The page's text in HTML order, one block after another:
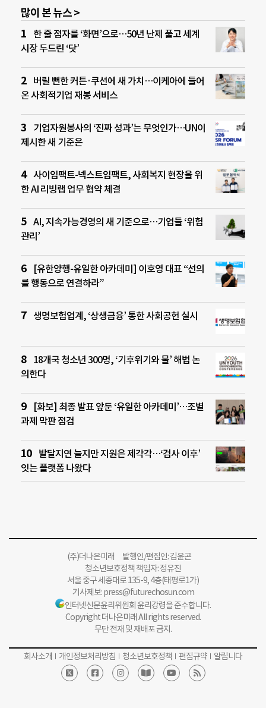
많이 본 뉴스 >
한 줄 점자를 ‘화면’으로…50년 난제 풀고 세계
시장 두드린 ‘닷’
버릴 뻔한 커튼·쿠션에 새 가치…이케아에 들어
온 사회적기업 재봉 서비스
기업자원봉사의 ‘진짜 성과’는 무엇인가…UN이
제시한 새 기준은
사이임팩트-넥스트임팩트, 사회복지 현장을 위
한 AI 리빙랩 업무 협약 체결
AI, 지속가능경영의 새 기준으로…기업들 ‘위험
관리’
[유한양행-유일한 아카데미] 이호영 대표 “선의
를 행동으로 연결하라”
생명보험업계, ‘상생금융’ 통한 사회공헌 실시
18개국 청소년 300명, ‘기후위기와 물’ 해법 논
의한다
[화보] 최종 발표 앞둔 ‘유일한 아카데미’…조별
과제 막판 점검
발달지연 늘지만 지원은 제각각…‘검사 이후’
잇는 플랫폼 나왔다
(주)더나은미래 발행인/편집인: 김윤곤
청소년보호정책 책임자: 정유진
서울 중구 세종대로 135-9, 4층(태평로1가)
기사제보:press@futurechosun.com
인터넷신문윤리위원회 윤리강령을 준수합니다.
Copyright 더나은미래 All rights reserved.
무단 전재 및 재배포 금지.
회사소개 개인정보처리방침 청소년보호정책 편집규약 알립니다